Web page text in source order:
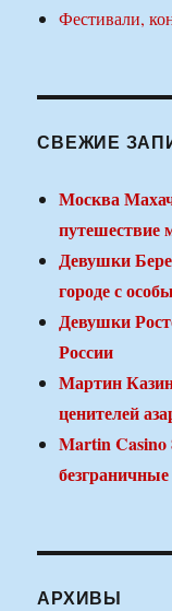
Фестивали,
СВЕЖИЕ
Москва
путешествие
Девушки
городе с
Девушки
России
Мартин
ценителей
Martin Casino
АРХИВЫ